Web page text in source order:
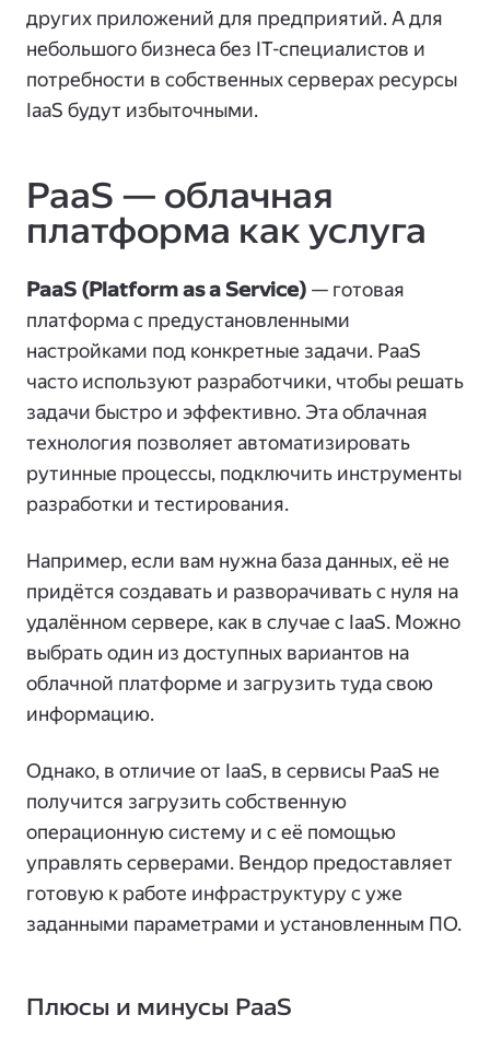
других приложений для предприятий. А для
небольшого бизнеса без IT-специалистов и
потребности в собственных серверах ресурсы
IaaS будут избыточными.
PaaS — облачная
платформа как услуга
PaaS (Platform as a Service) — готовая
платформа с предустановленными
настройками под конкретные задачи. PaaS
часто используют разработчики, чтобы решать
задачи быстро и эффективно. Эта облачная
технология позволяет автоматизировать
рутинные процессы, подключить инструменты
разработки и тестирования.
Например, если вам нужна база данных, её не
придётся создавать и разворачивать с нуля на
удалённом сервере, как в случае с IaaS. Можно
выбрать один из доступных вариантов на
облачной платформе и загрузить туда свою
информацию.
Однако, в отличие от IaaS, в сервисы PaaS не
получится загрузить собственную
операционную систему и с её помощью
управлять серверами. Вендор предоставляет
готовую к работе инфраструктуру с уже
заданными параметрами и установленным ПО.
Плюсы и минусы PaaS